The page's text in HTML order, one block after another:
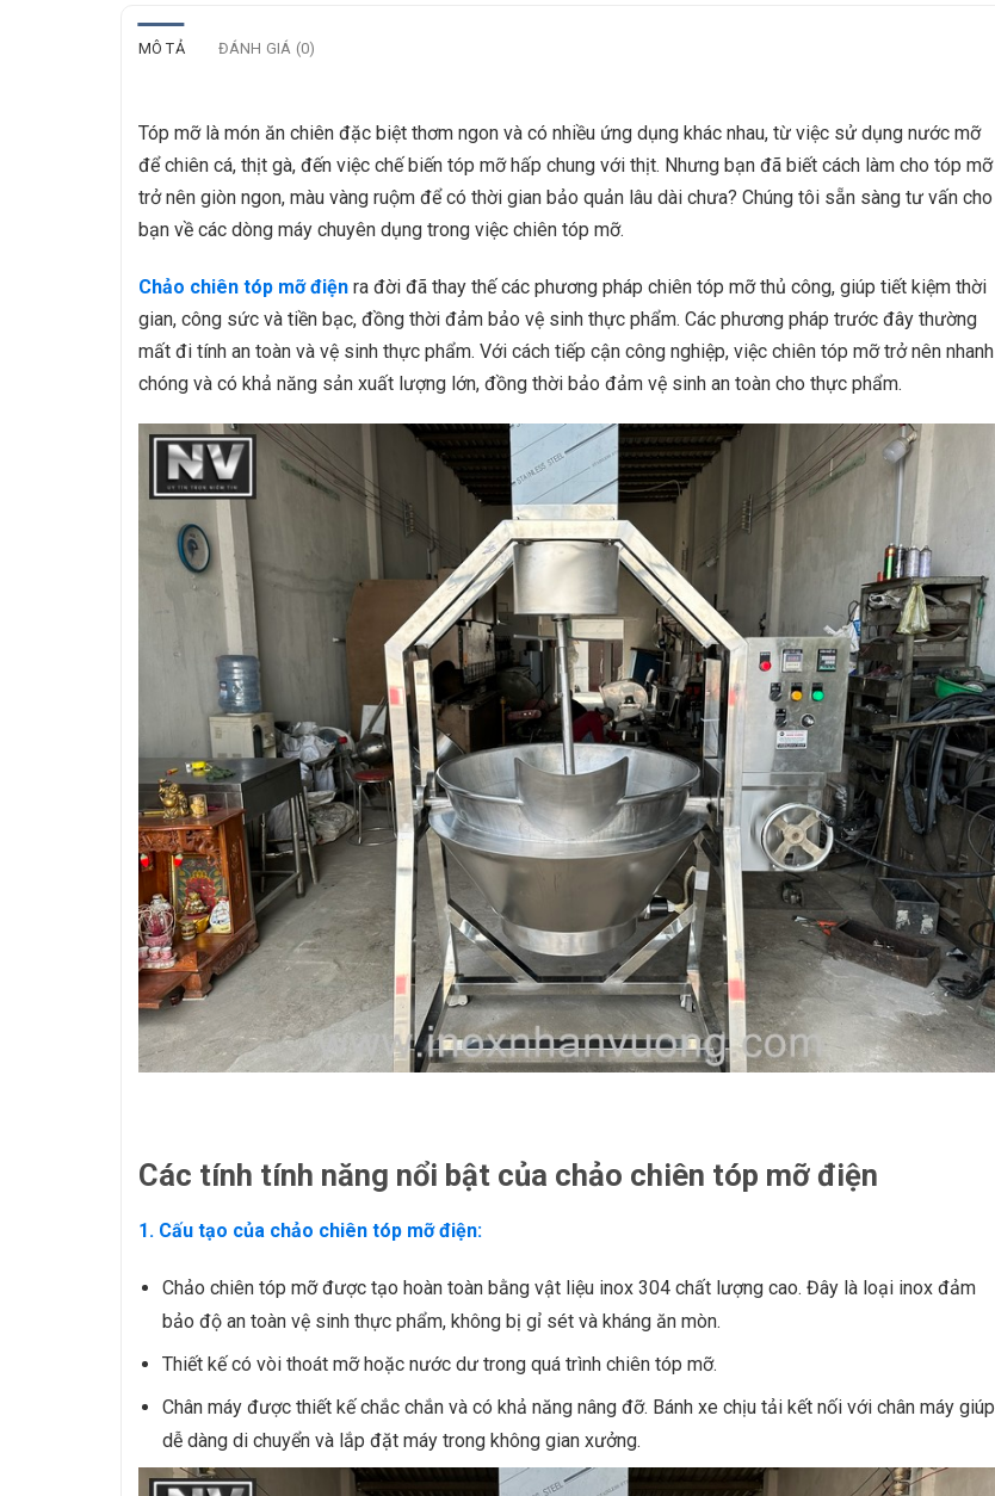
MÔ TẢ ĐÁNH GIÁ (0)
Tóp mỡ là món ăn chiên đặc biệt thơm ngon và có nhiều ứng dụng khác nhau, từ việc sử dụng nước mỡ
để chiên cá, thịt gà, đến việc chế biến tóp mỡ hấp chung với thịt. Nhưng bạn đã biết cách làm cho tóp mỡ
trở nên giòn ngon, màu vàng ruộm để có thời gian bảo quản lâu dài chưa? Chúng tôi sẵn sàng tư vấn cho
bạn về các dòng máy chuyên dụng trong việc chiên tóp mỡ.
Chảo chiên tóp mỡ điệnra đời đã thay thế các phương pháp chiên tóp mỡ thủ công, giúp tiết kiệm thời
gian, công sức và tiền bạc, đồng thời đảm bảo vệ sinh thực phẩm. Các phương pháp trước đây thường
mất đi tính an toàn và vệ sinh thực phẩm. Với cách tiếp cận công nghiệp, việc chiên tóp mỡ trở nên nhanh
chóng và có khả năng sản xuất lượng lớn, đồng thời bảo đảm vệ sinh an toàn cho thực phẩm.
Các tính tính năng nổi bật của chảo chiên tóp mỡ điện
1. Cấu tạo của chảo chiên tóp mỡ điện:
Chảo chiên tóp mỡ được tạo hoàn toàn bằng vật liệu inox 304 chất lượng cao. Đây là loại inox đảm
bảo độ an toàn vệ sinh thực phẩm, không bị gỉ sét và kháng ăn mòn.
Thiết kế có vòi thoát mỡ hoặc nước dư trong quá trình chiên tóp mỡ.
Chân máy được thiết kế chắc chắn và có khả năng nâng đỡ. Bánh xe chịu tải kết nối với chân máy giúp
dễ dàng di chuyển và lắp đặt máy trong không gian xưởng.